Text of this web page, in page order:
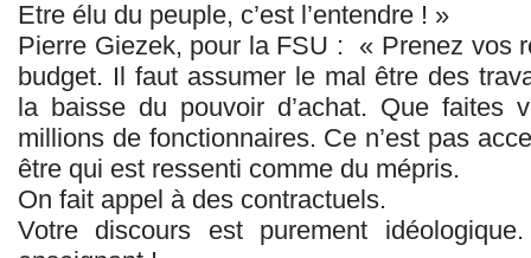
Etre élu du peuple, c’est l’entendre ! »
Pierre Giezek, pour la FSU : « Prenez vos
budget. Il faut assumer le mal être des
la baisse du pouvoir d’achat. Que faites
millions de fonctionnaires. Ce n’est pas
être qui est ressenti comme du mépris.
On fait appel à des contractuels.
Votre discours est purement